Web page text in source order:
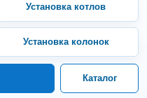
Установка котлов
Установка колонок
Каталог